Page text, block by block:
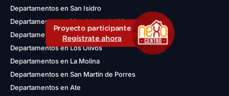
Proyecto participante
Regístrate ahora
Departamentos en San Isidro
Departamentos en Magdalena del Mar
Departamentos en Lince
Departamentos en Los Olivos
Departamentos en La Molina
Departamentos en San Martín de Porres
Departamentos en Ate